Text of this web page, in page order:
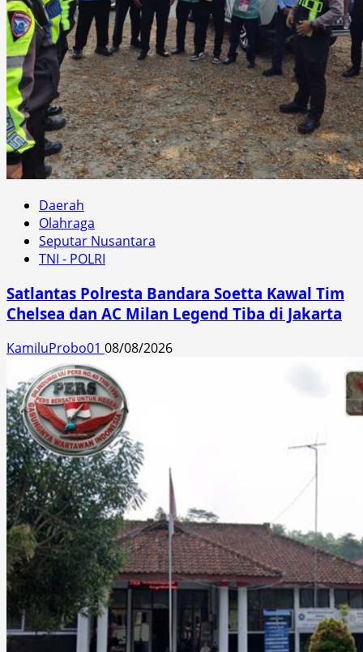
Daerah
Olahraga
Seputar Nusantara
TNI - POLRI
Satlantas Polresta Bandara Soetta Kawal Tim
Chelsea dan AC Milan Legend Tiba di Jakarta
KamiluProbo01 08/08/2026